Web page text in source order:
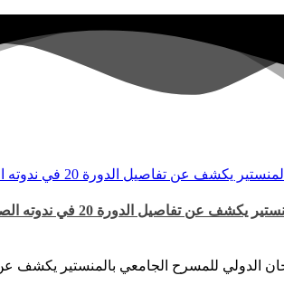
تفاصيل الدورة 20 في ندوته الصحفية￼
الدولي للمسرح الجامعي بالمنستير يكشف